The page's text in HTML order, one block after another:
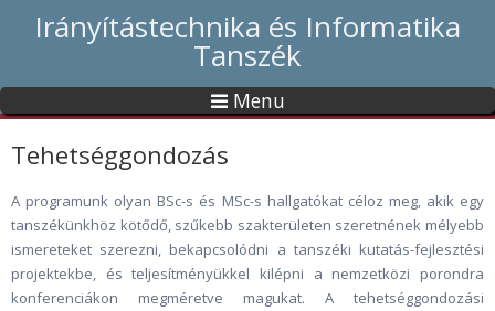
Irányítástechnika és Informatika
Tanszék
Menu
Tehetséggondozás
A programunk olyan BSc-s és MSc-s hallgatókat céloz meg, akik egy
tanszékünkhöz kötődő, szűkebb szakterületen szeretnének mélyebb
ismereteket szerezni, bekapcsolódni a tanszéki kutatás-fejlesztési
projektekbe, és teljesítményükkel kilépni a nemzetközi porondra
konferenciákon megméretve magukat. A tehetséggondozási